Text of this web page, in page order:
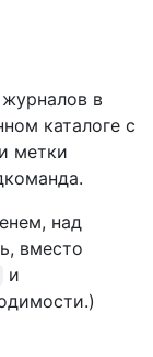
в
каталоге с
метки
над
вместо
и